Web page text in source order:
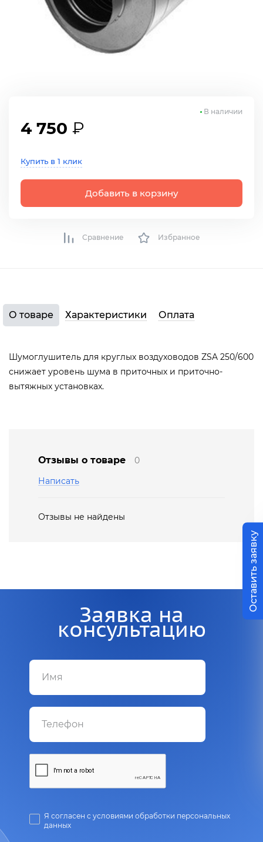
4 750 ₽
Купить в 1 клик
Добавить в корзину
В наличии
Сравнение Избранное
О товаре Характеристики Оплата
Шумоглушитель для круглых воздуховодов ZSA 250/600
снижает уровень шума в приточных и приточно-
вытяжных установках.
Отзывы о товаре
0
Написать
Отзывы не найдены
Заявка на
консультацию
Я согласен с условиями обработки персональных
данных
Оставить заявку